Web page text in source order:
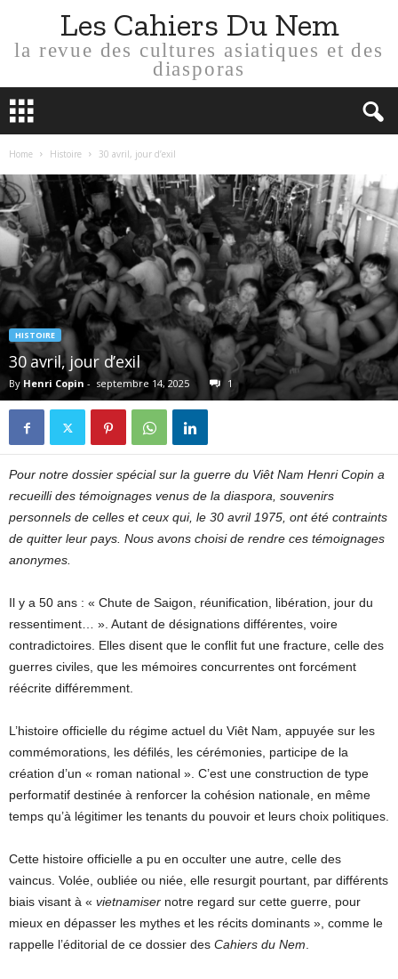
Les Cahiers Du Nem
la revue des cultures asiatiques et des
diasporas
Home Histoire 30 avril, jour d’exil
HISTOIRE
30 avril, jour d’exil
By Henri Copin - septembre 14, 2025 1
Pour notre dossier spécial sur la guerre du Viêt Nam Henri Copin a
recueilli des témoignages venus de la diaspora, souvenirs
personnels de celles et ceux qui, le 30 avril 1975, ont été contraints
de quitter leur pays. Nous avons choisi de rendre ces témoignages
anonymes.
Il y a 50 ans : « Chute de Saigon, réunification, libération, jour du
ressentiment… ». Autant de désignations différentes, voire
contradictoires. Elles disent que le conflit fut une fracture, celle des
guerres civiles, que les mémoires concurrentes ont forcément
réécrite différemment.
L’histoire officielle du régime actuel du Viêt Nam, appuyée sur les
commémorations, les défilés, les cérémonies, participe de la
création d’un « roman national ». C’est une construction de type
performatif destinée à renforcer la cohésion nationale, en même
temps qu’à légitimer les tenants du pouvoir et leurs choix politiques.
Cette histoire officielle a pu en occulter une autre, celle des
vaincus. Volée, oubliée ou niée, elle resurgit pourtant, par différents
biais visant à « vietnamiser notre regard sur cette guerre, pour
mieux en dépasser les mythes et les récits dominants », comme le
rappelle l’éditorial de ce dossier des Cahiers du Nem.